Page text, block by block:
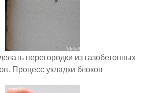
перегородки из газобетонных
Процесс укладки блоков